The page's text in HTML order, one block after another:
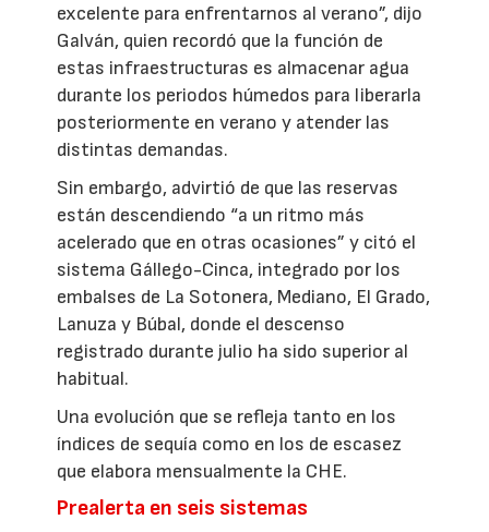
excelente para enfrentarnos al verano”, dijo
Galván, quien recordó que la función de
estas infraestructuras es almacenar agua
durante los periodos húmedos para liberarla
posteriormente en verano y atender las
distintas demandas.
Sin embargo, advirtió de que las reservas
están descendiendo “a un ritmo más
acelerado que en otras ocasiones” y citó el
sistema Gállego-Cinca, integrado por los
embalses de La Sotonera, Mediano, El Grado,
Lanuza y Búbal, donde el descenso
registrado durante julio ha sido superior al
habitual.
Una evolución que se refleja tanto en los
índices de sequía como en los de escasez
que elabora mensualmente la CHE.
Prealerta en seis sistemas